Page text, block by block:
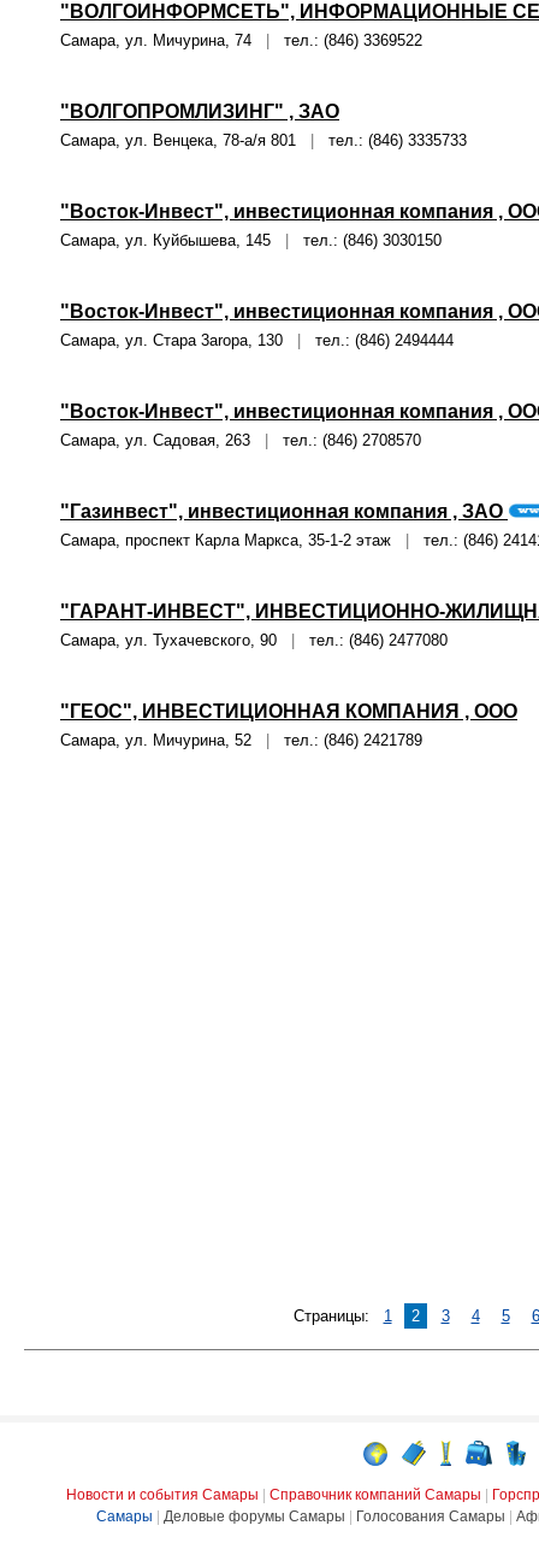
"ВОЛГОИНФОРМСЕТЬ", ИНФОРМАЦИОННЫЕ
Самара, ул. Мичурина, 74 тел.: (846) 3369522
"ВОЛГОПРОМЛИЗИНГ" , ЗАО
Самара, ул. Венцека, 78-а/я 801 тел.: (846) 3335733
"Восток-Инвест", инвестиционная компания ,
Самара, ул. Куйбышева, 145 тел.: (846) 3030150
"Восток-Инвест", инвестиционная компания ,
Самара, ул. Стара 3aropa, 130 тел.: (846) 2494444
"Восток-Инвест", инвестиционная компания ,
Самара, ул. Садовая, 263 тел.: (846) 2708570
"Газинвест", инвестиционная компания , ЗАО
Самара, проспект Карла Маркса, 35-1-2 этаж тел.: (846)
"ГАРАНТ-ИНВЕСТ", ИНВЕСТИЦИОННО-
Самара, ул. Тухачевского, 90 тел.: (846) 2477080
"ГЕОС", ИНВЕСТИЦИОННАЯ КОМПАНИЯ , ООО
Самара, ул. Мичурина, 52 тел.: (846) 2421789
Страницы: 1 2 3 4 5 6
Новости и события Самары Справочник компаний Самары
Самары
Деловые форумы Самары Голосования Самары